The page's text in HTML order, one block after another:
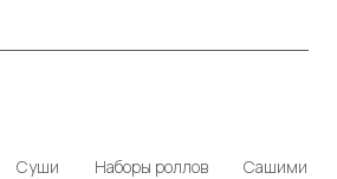
Суши Наборы роллов Сашими